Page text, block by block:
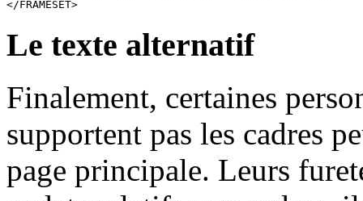
Le texte alternatif
Finalement, certaines
supportent pas les cadres
page principale. Leurs